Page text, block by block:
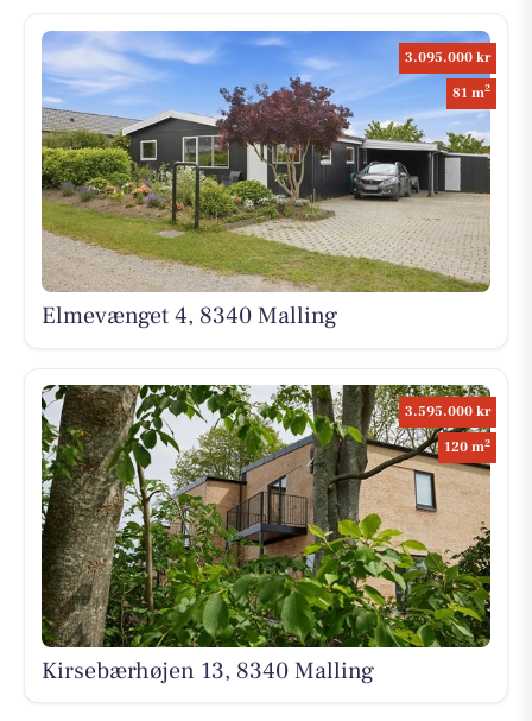
3.095.000 kr
81 m2
Elmevænget 4, 8340 Malling
3.595.000 kr
120 m2
Kirsebærhøjen 13, 8340 Malling